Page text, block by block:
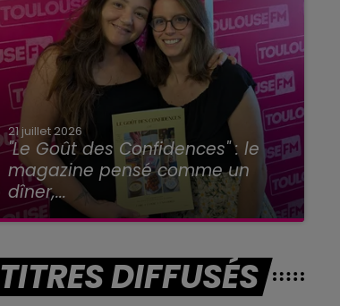
21 juillet 2026
"Le Goût des Confidences" : le
magazine pensé comme un
dîner,...
TITRES DIFFUSÉS